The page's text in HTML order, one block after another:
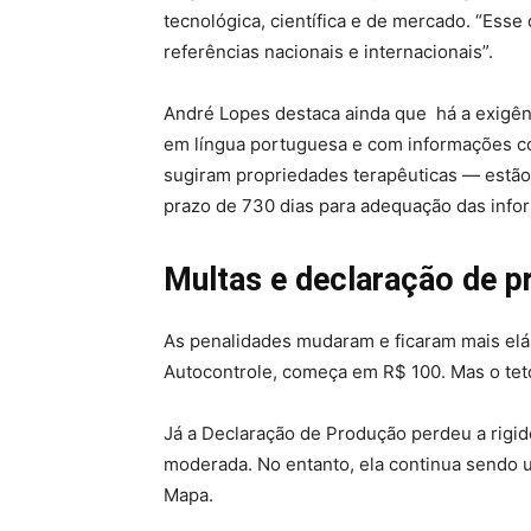
tecnológica, científica e de mercado.
referências nacionais e internacionais”.
André Lopes destaca ainda que há a
em língua portuguesa e com informações
sugiram propriedades terapêuticas —
prazo de 730 dias para adequação das
Multas e declaração de
As penalidades mudaram e ficaram mais
Autocontrole, começa em R$ 100. Mas o
Já a Declaração de Produção perdeu a
moderada. No entanto, ela continua
Mapa.